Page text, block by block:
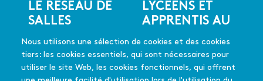
Nous utilisons une sélection de cookies et des cookies
tiers: les cookies essentiels, qui sont nécessaires pour
utiliser le site Web, les cookies fonctionnels, qui offrent
Menu
pied
de
page
LE RÉSEAU DE
SALLES
Les salles du réseau
Les coups de coeur
Les films soutenus
LYCÉENS ET
APPRENTIS AU
CINÉMA
En quelques mots
Mode d'emploi